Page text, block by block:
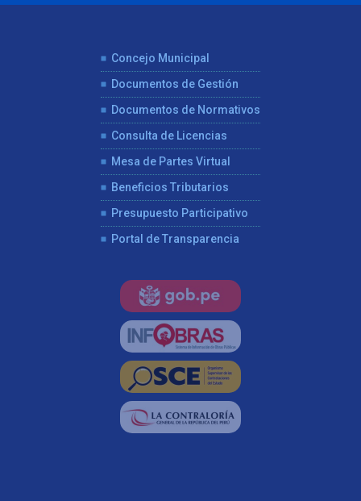
Concejo Municipal
Documentos de Gestión
Documentos de Normativos
Consulta de Licencias
Mesa de Partes Virtual
Beneficios Tributarios
Presupuesto Participativo
Portal de Transparencia